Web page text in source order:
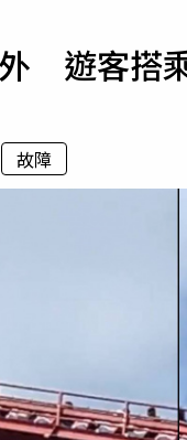
專欄
新勢力
遊客搭
故障